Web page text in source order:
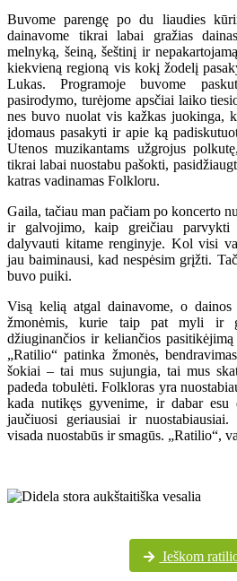
Buvome parengę po du liaudies
dainavome tikrai labai gražias
melnyką, šeiną, šeštinį ir
kiekvieną regioną vis kokį žodelį
Lukas. Programoje buvome
pasirodymo, turėjome apsčiai laiko
nes buvo nuolat vis kažkas juokinga,
įdomaus pasakyti ir apie ką
Utenos muzikantams užgrojus
tikrai labai nuostabu pašokti,
katras vadinamas Folkloru.
Gaila, tačiau man pačiam po koncerto
ir galvojimo, kaip greičiau
dalyvauti kitame renginyje. Kol visi
jau baiminausi, kad nespėsim grįžti.
buvo puiki.
Visą kelią atgal dainavome, o
žmonėmis, kurie taip pat myli ir
džiuginančios ir keliančios
„Ratilio“ patinka žmonės,
šokiai – tai mus sujungia, tai mus
padeda tobulėti. Folkloras yra
kada nutikęs gyvenime, ir dabar esu
jaučiuosi geriausiai ir
visada nuostabūs ir smagūs. „Ratilio“,
Ieškom